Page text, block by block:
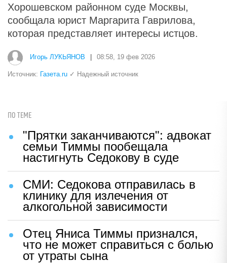
Хорошевском районном суде Москвы,
сообщала юрист Маргарита Гаврилова,
которая представляет интересы истцов.
Игорь ЛУКЬЯНОВ 08:58, 19 фев 2026
Источник: Газета.ru ✓ Надежный источник
ПО ТЕМЕ
"Прятки заканчиваются": адвокат
семьи Тиммы пообещала
настигнуть Седокову в суде
СМИ: Седокова отправилась в
клинику для излечения от
алкогольной зависимости
Отец Яниса Тиммы признался,
что не может справиться с болью
от утраты сына